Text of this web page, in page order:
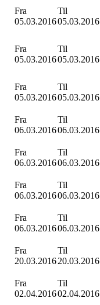
Fra
05.03.2016
Til
05.03.2016
Fra
05.03.2016
Til
05.03.2016
Fra
05.03.2016
Til
05.03.2016
Fra
06.03.2016
Til
06.03.2016
Fra
06.03.2016
Til
06.03.2016
Fra
06.03.2016
Til
06.03.2016
Fra
06.03.2016
Til
06.03.2016
Fra
20.03.2016
Til
20.03.2016
Fra
02.04.2016
Til
02.04.2016